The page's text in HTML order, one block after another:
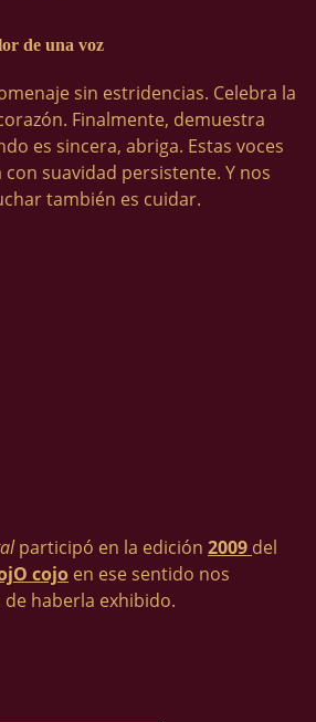
de una voz
sin estridencias. Celebra la
Finalmente, demuestra
es sincera, abriga. Estas voces
con suavidad persistente. Y nos
también es cuidar.
participó en la edición 2009 del
cojo en ese sentido nos
haberla exhibido.